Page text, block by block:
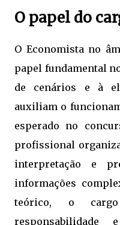
O papel do
O Economista no
papel fundamental
de cenários e à
auxiliam o
esperado no
profissional
interpretação e
informações
teórico, o